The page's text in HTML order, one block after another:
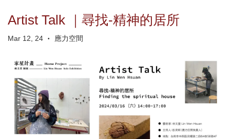
Artist Talk ｜尋找-精神的居所
Mar 12, 24 • 應力空間